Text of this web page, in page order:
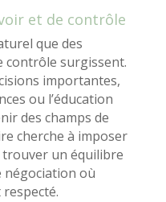
et de contrôle
que des
contrôle surgissent.
importantes,
ou l’éducation
des champs de
cherche à imposer
trouver un équilibre
négociation où